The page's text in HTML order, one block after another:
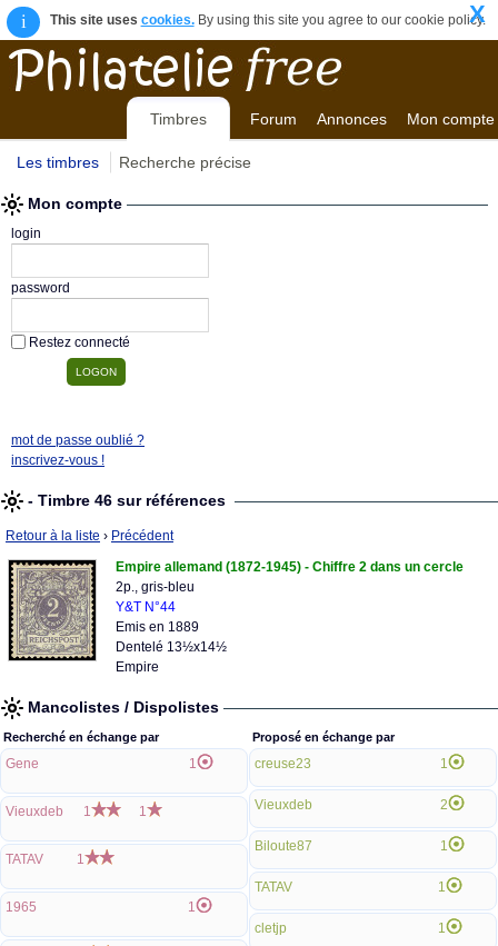
i This site uses cookies.By using this site you agree to our cookie policy.
X
Timbres Forum Annonces Mon compte
Les timbres Recherche précise
Mon compte
login
password
Restez connecté
mot de passe oublié ?
inscrivez-vous !
- Timbre 46 sur références
Retour à la liste › Précédent
Empire allemand (1872-1945) - Chiffre 2 dans un cercle
2p., gris-bleu
Y&T N°44
Emis en 1889
Dentelé 13½x14½
Empire
Mancolistes / Dispolistes
Recherché en échange par
Gene 1
Vieuxdeb 1 1
TATAV 1
1965 1
Proposé en échange par
creuse23 1
Vieuxdeb 2
Biloute87 1
TATAV 1
cletjp 1